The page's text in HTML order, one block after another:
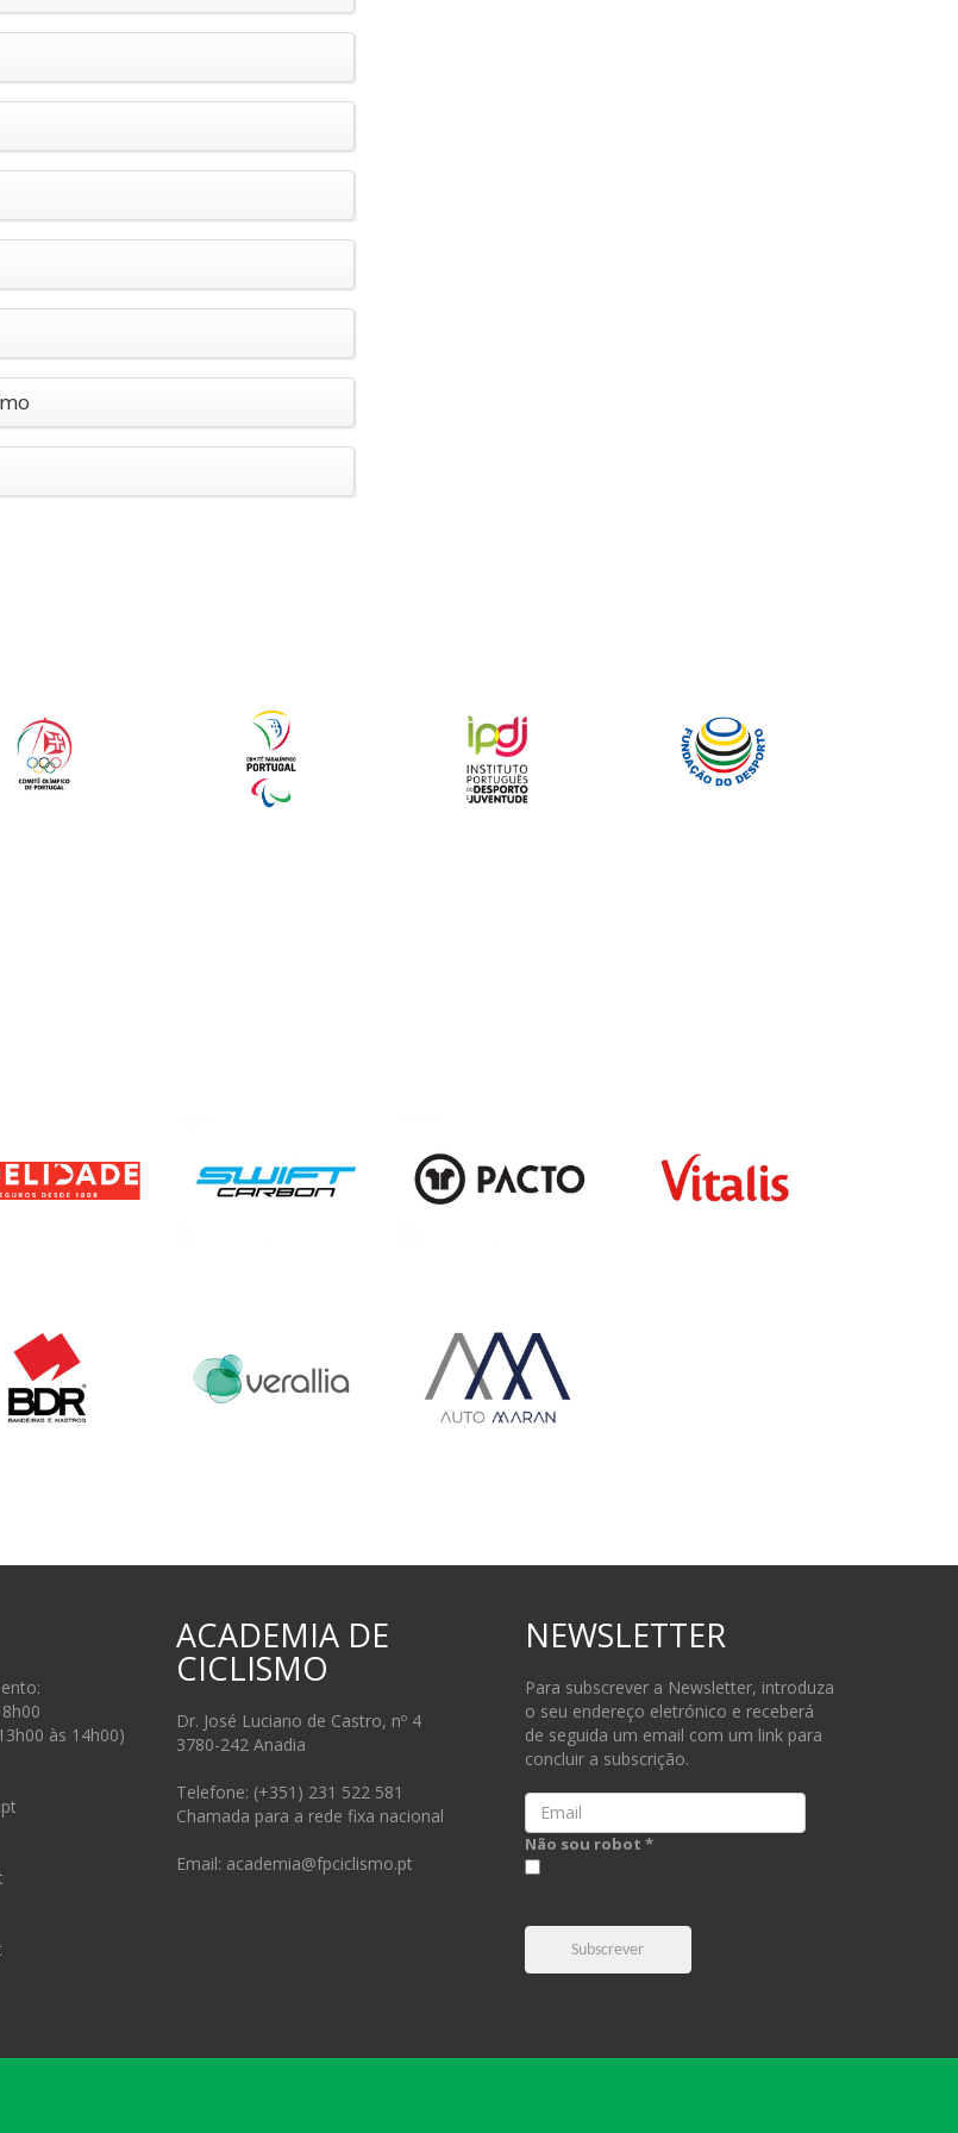
às 14h00)
ACADEMIA DE
CICLISMO
Dr. José Luciano de Castro, nº 4
3780-242 Anadia
Telefone: (+351) 231 522 581
Chamada para a rede fixa nacional
Email: academia@fpciclismo.pt
NEWSLETTER
Para subscrever a Newsletter, introduza
o seu endereço eletrónico e receberá
de seguida um email com um link para
concluir a subscrição.
Email
Não sou robot *
Subscrever